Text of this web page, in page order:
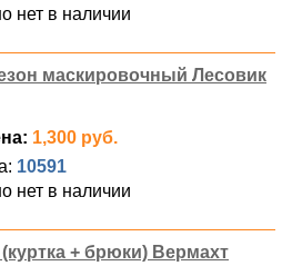
нет в наличии
маскировочный Лесовик
1,300 руб.
10591
нет в наличии
+ брюки) Вермахт